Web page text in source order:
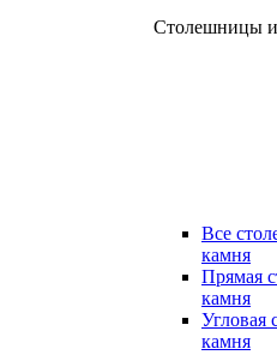
Столешницы
Все
камня
Прямая
камня
Угловая
камня